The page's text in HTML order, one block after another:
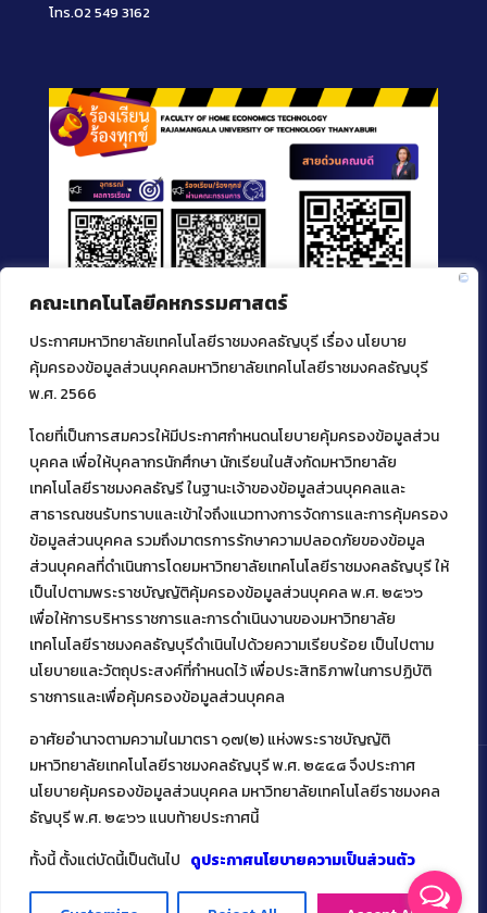
คณะเทคโนโลยีคหกรรมศาสตร์
ประกาศมหาวิทยาลัยเทคโนโลยีราชมงคลธัญบุรี เรื่อง นโยบาย
คุ้มครองข้อมูลส่วนบุคคลมหาวิทยาลัยเทคโนโลยีราชมงคลธัญบุรี
พ.ศ. 2566
โดยที่เป็นการสมควรให้มีประกาศกำหนดนโยบายคุ้มครองข้อมูลส่วน
บุคคล เพื่อให้บุคลากรนักศึกษา นักเรียนในสังกัดมหาวิทยาลัย
เทคโนโลยีราชมงคลธัญรี ในฐานะเจ้าของข้อมูลส่วนบุคคลและ
สาธารณชนรับทราบและเข้าใจถึงแนวทางการจัดการและการคุ้มครอง
ข้อมูลส่วนบุคคล รวมถึงมาตรการรักษาความปลอดภัยของข้อมูล
ส่วนบุคคลที่ดำเนินการโดยมหาวิทยาลัยเทคโนโลยีราชมงคลธัญบุรี ให้
เป็นไปตามพระราชบัญญัติคุ้มครองข้อมูลส่วนบุคคล พ.ศ. ๒๕๖๖
เพื่อให้การบริหารราชการและการดำเนินงานของมหาวิทยาลัย
เทคโนโลยีราชมงคลธัญบุรีดำเนินไปด้วยความเรียบร้อย เป็นไปตาม
นโยบายและวัตถุประสงค์ที่กำหนดไว้ เพื่อประสิทธิภาพในการปฏิบัติ
ราชการและเพื่อคุ้มครองข้อมูลส่วนบุคคล
อาศัยอำนาจตามความในมาตรา ๑๗(๒) แห่งพระราชบัญญัติ
มหาวิทยาลัยเทคโนโลยีราชมงคลธัญบุรี พ.ศ. ๒๕๔๘ จึงประกาศ
นโยบายคุ้มครองข้อมูลส่วนบุคคล มหาวิทยาลัยเทคโนโลยีราชมงคล
ธัญบุรี พ.ศ. ๒๕๖๖ แนบท้ายประกาศนี้
ทั้งนี้ ตั้งแต่บัดนี้เป็นต้นไป ดูประกาศนโยบายความเป็นส่วนตัว
โทร.02 549 3162
ติดต่อคณะเทคโนโลยีคหกรรมศาสตร์
39 หมู่ 1
ต.คลองหก อ. คลองหลวง
จ.ปทุมธานี 12120
โทร 02 549 3161
Facebook
Instagram
Mail
Copyright ©️ 2022 คณะเทคโนโลยีคหกรรมศาสตร์ มหาวิทยาลัย
เทคโนโลยีราชมงคลธัญบุรี